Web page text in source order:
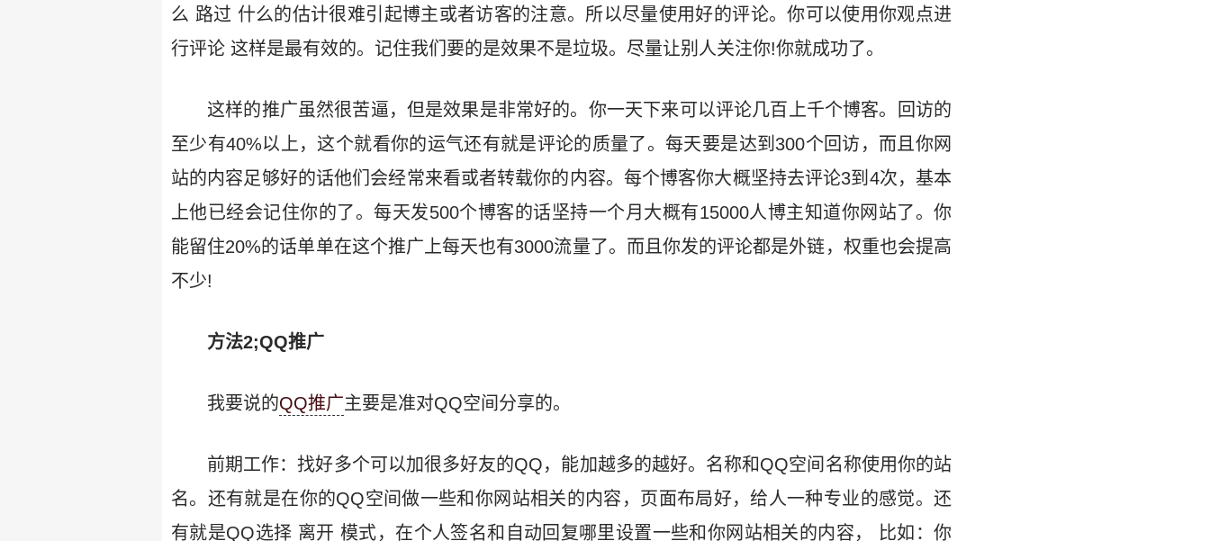
么 路过 什么的估计很难引起博主或者访客的注意。所以尽量使用好的评论。你可以使用你观点进
行评论 这样是最有效的。记住我们要的是效果不是垃圾。尽量让别人关注你!你就成功了。
这样的推广虽然很苦逼，但是效果是非常好的。你一天下来可以评论几百上千个博客。回访的
至少有40%以上，这个就看你的运气还有就是评论的质量了。每天要是达到300个回访，而且你网
站的内容足够好的话他们会经常来看或者转载你的内容。每个博客你大概坚持去评论3到4次，基本
上他已经会记住你的了。每天发500个博客的话坚持一个月大概有15000人博主知道你网站了。你
能留住20%的话单单在这个推广上每天也有3000流量了。而且你发的评论都是外链，权重也会提高
不少!
方法2;QQ推广
我要说的QQ推广主要是准对QQ空间分享的。
前期工作：找好多个可以加很多好友的QQ，能加越多的越好。名称和QQ空间名称使用你的站
名。还有就是在你的QQ空间做一些和你网站相关的内容，页面布局好，给人一种专业的感觉。还
有就是QQ选择 离开 模式，在个人签名和自动回复哪里设置一些和你网站相关的内容， 比如：你